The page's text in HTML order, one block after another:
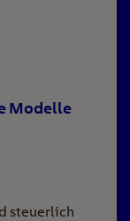
Modelle
steuerlich